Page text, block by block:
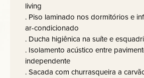
living
. Piso laminado nos dormitórios e
ar-condicionado
. Ducha higiênica na suíte e
. Isolamento acústico entre
independente
. Sacada com churrasqueira a